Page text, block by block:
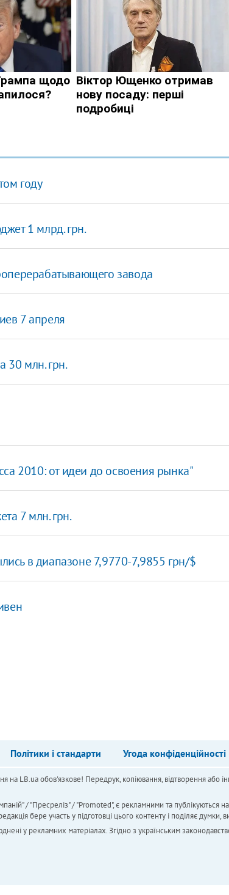
году
1 млрд. грн.
завода
7 апреля
30 млн. грн.
2010: от идеи до освоения рынка"
7 млн. грн.
в диапазоне 7,9770-7,9855 грн/$
Політики і стандарти Угода конфіденційності
на LB.ua обов'язкове! Передрук, копіювання, відтворення або
/ "Пресреліз" / "Promoted", є рекламними та публікуються
бере участь у підготовці цього контенту і поділяє думки,
у рекламних матеріалах. Згідно з українським